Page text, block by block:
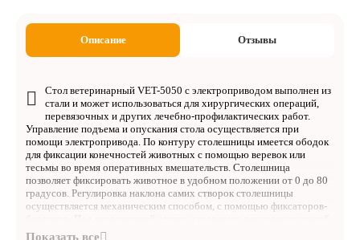
Описание Отзывы
Стол ветеринарный VET-5050 с электроприводом выполнен из
стали и может использоваться для хирургических операций,
перевязочных и других лечебно-профилактических работ.
Управление подъема и опускания стола осуществляется при
помощи электропривода. По контуру столешницы имеется ободок
для фиксации конечностей животных с помощью веревок или
тесьмы во время оперативных вмешательств. Столешница
позволяет фиксировать животное в удобном положении от 0 до 80
градусов. Регулировка наклона самих створок столешницы
осуществляется механическим способом, с помощью фиксаторов-
для слива отходов, изготовленный из нержавеющей стали и